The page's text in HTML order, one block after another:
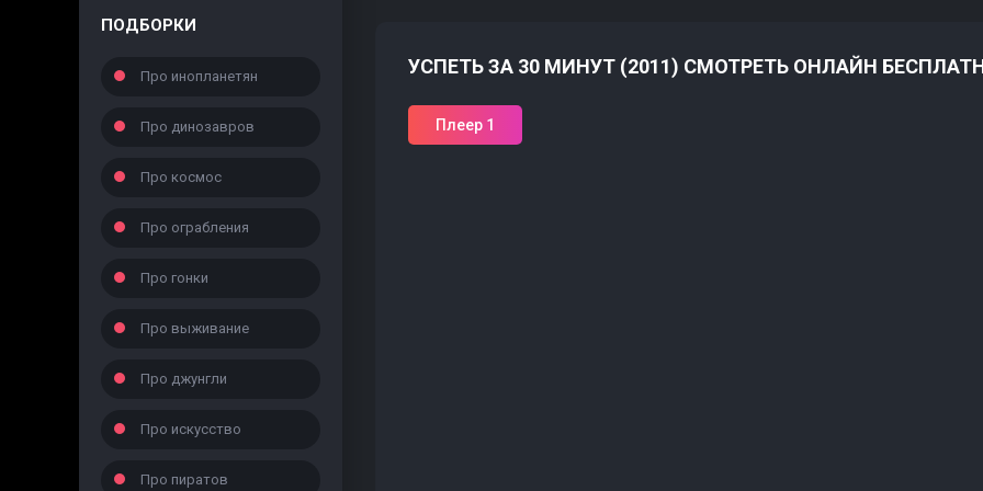
ПОДБОРКИ
Про инопланетян
Про динозавров
Про космос
Про ограбления
Про гонки
Про выживание
Про джунгли
Про искусство
Про пиратов
УСПЕТЬ ЗА 30 МИНУТ (2011) СМОТРЕТЬ ОНЛАЙН
Плеер 1